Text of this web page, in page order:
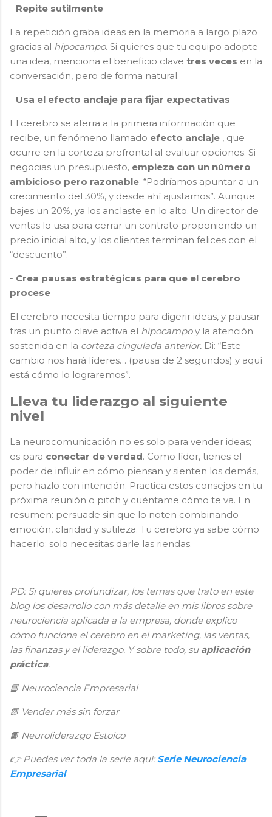
- Repite sutilmente
La repetición graba ideas en la memoria a largo plazo
gracias al hipocampo. Si quieres que tu equipo adopte
una idea, menciona el beneficio clave tres veces en la
conversación, pero de forma natural.
- Usa el efecto anclaje para fijar expectativas
El cerebro se aferra a la primera información que
recibe, un fenómeno llamado efecto anclaje , que
ocurre en la corteza prefrontal al evaluar opciones. Si
negocias un presupuesto, empieza con un número
ambicioso pero razonable: “Podríamos apuntar a un
crecimiento del 30%, y desde ahí ajustamos”. Aunque
bajes un 20%, ya los anclaste en lo alto. Un director de
ventas lo usa para cerrar un contrato proponiendo un
precio inicial alto, y los clientes terminan felices con el
“descuento”.
- Crea pausas estratégicas para que el cerebro
procese
El cerebro necesita tiempo para digerir ideas, y pausar
tras un punto clave activa el hipocampoy la atención
sostenida en la corteza cingulada anterior. Di: “Este
cambio nos hará líderes… (pausa de 2 segundos) y aquí
está cómo lo lograremos”.
Lleva tu liderazgo al siguiente
nivel
La neurocomunicación no es solo para vender ideas;
es para conectar de verdad. Como líder, tienes el
poder de influir en cómo piensan y sienten los demás,
pero hazlo con intención. Practica estos consejos en tu
próxima reunión o pitch y cuéntame cómo te va. En
resumen: persuade sin que lo noten combinando
emoción, claridad y sutileza. Tu cerebro ya sabe cómo
hacerlo; solo necesitas darle las riendas.
PD: Si quieres profundizar, los temas que trato en este
blog los desarrollo con más detalle en mis libros sobre
neurociencia aplicada a la empresa, donde explico
cómo funciona el cerebro en el marketing, las ventas,
las finanzas y el liderazgo. Y sobre todo, su aplicación
práctica.
📘 Neurociencia Empresarial
📗 Vender más sin forzar
📙 Neuroliderazgo Estoico
👉Puedes ver toda la serie aquí: Serie Neurociencia
Empresarial